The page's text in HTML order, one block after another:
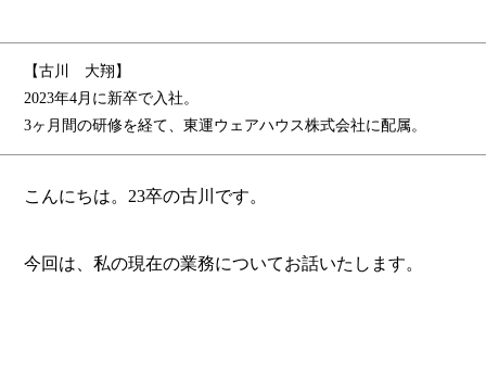
【古川 大翔】
2023年4月に新卒で入社。
3ヶ月間の研修を経て、東運ウェアハウス株式会社に配属。
こんにちは。23卒の古川です。
今回は、私の現在の業務についてお話いたします。